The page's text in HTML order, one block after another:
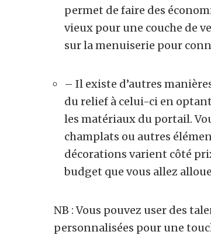
permet de faire des
vieux pour une couche de
sur la menuiserie pour
– Il existe d’autres
du relief à celui-ci en
les matériaux du portail.
champlats ou autres
décorations varient côté
budget que vous allez
NB : Vous pouvez user des
personnalisées pour une